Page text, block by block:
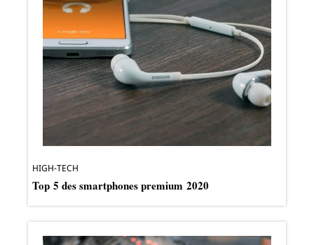
HIGH-TECH
Top 5 des smartphones premium 2020